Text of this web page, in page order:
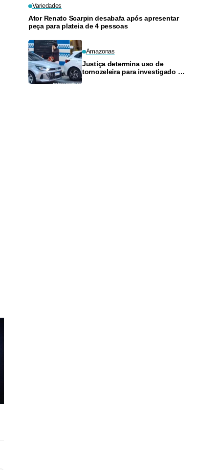
Variedades
Ator Renato Scarpin desabafa após apresentar
peça para plateia de 4 pessoas
Amazonas
Justiça determina uso de
tornozeleira para investigado por